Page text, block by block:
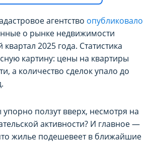
агентство опубликовало
о рынке недвижимости
2025 года. Статистика
картину: цены на квартиры
а количество сделок упало до
ползут вверх, несмотря на
активности? И главное —
жилье подешевеет в ближайшие